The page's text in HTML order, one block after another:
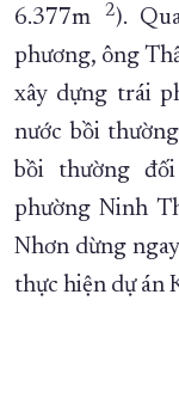
6.377m
2).
phương, ông
xây dựng trái
nước bồi
bồi thường
phường Ninh
Nhơn dừng
thực hiện dự án